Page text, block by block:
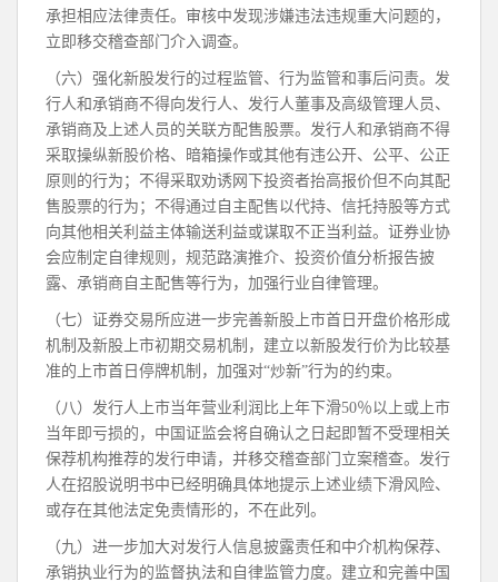
承担相应法律责任。审核中发现涉嫌违法违规重大问题的，
立即移交稽查部门介入调查。
（六）强化新股发行的过程监管、行为监管和事后问责。发
行人和承销商不得向发行人、发行人董事及高级管理人员、
承销商及上述人员的关联方配售股票。发行人和承销商不得
采取操纵新股价格、暗箱操作或其他有违公开、公平、公正
原则的行为；不得采取劝诱网下投资者抬高报价但不向其配
售股票的行为；不得通过自主配售以代持、信托持股等方式
向其他相关利益主体输送利益或谋取不正当利益。证券业协
会应制定自律规则，规范路演推介、投资价值分析报告披
露、承销商自主配售等行为，加强行业自律管理。
（七）证券交易所应进一步完善新股上市首日开盘价格形成
机制及新股上市初期交易机制，建立以新股发行价为比较基
准的上市首日停牌机制，加强对“炒新”行为的约束。
（八）发行人上市当年营业利润比上年下滑50％以上或上市
当年即亏损的，中国证监会将自确认之日起即暂不受理相关
保荐机构推荐的发行申请，并移交稽查部门立案稽查。发行
人在招股说明书中已经明确具体地提示上述业绩下滑风险、
或存在其他法定免责情形的，不在此列。
（九）进一步加大对发行人信息披露责任和中介机构保荐、
承销执业行为的监督执法和自律监管力度。建立和完善中国